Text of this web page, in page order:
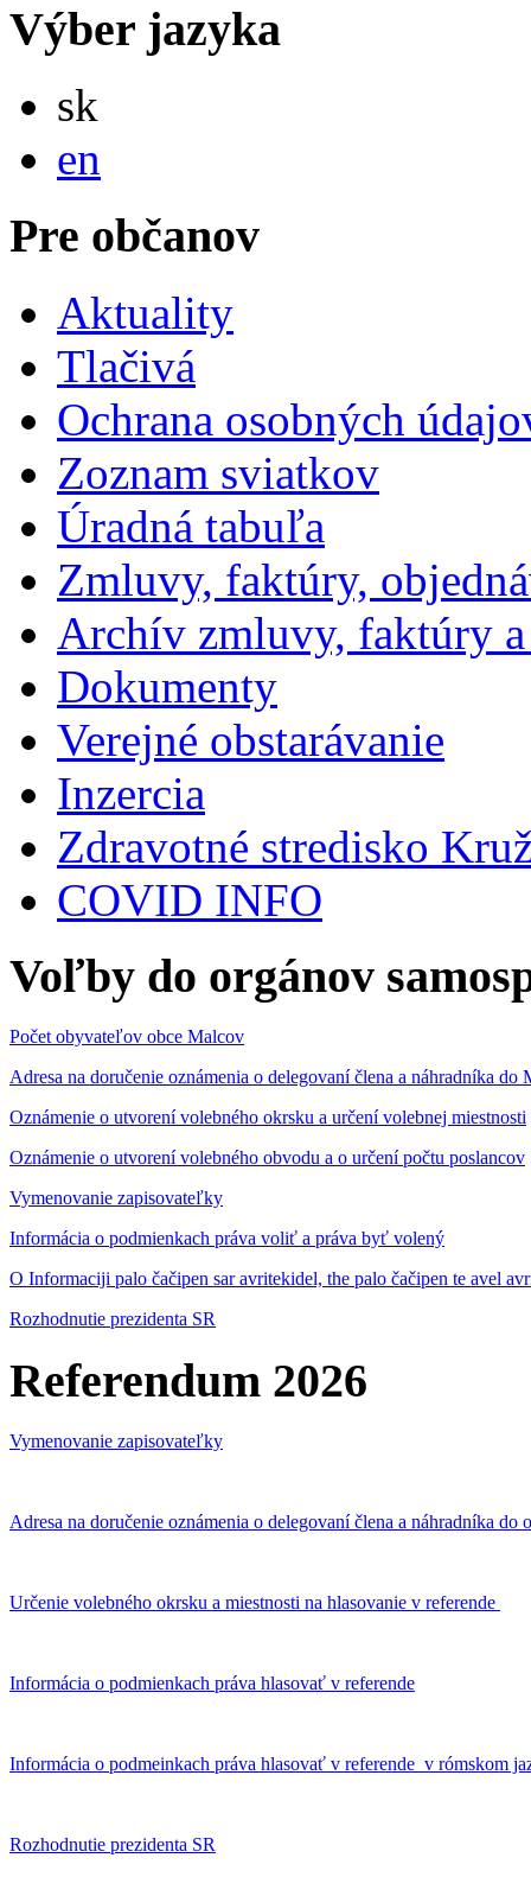
Výber jazyka
sk
en
Pre občanov
Aktuality
Tlačivá
Ochrana osobných
Zoznam sviatkov
Úradná tabuľa
Zmluvy, faktúry,
Archív zmluvy, faktúry
Dokumenty
Verejné obstarávanie
Inzercia
Zdravotné stredisko
COVID INFO
Voľby do orgánov
Počet obyvateľov obce Malcov
Adresa na doručenie oznámenia o delegovaní člena a náhradníka
Oznámenie o utvorení volebného okrsku a určení volebnej miestnosti
Oznámenie o utvorení volebného obvodu a o určení počtu poslancov
Vymenovanie zapisovateľky
Informácia o podmienkach práva voliť a práva byť volený
O Informaciji palo čačipen sar avritekidel, the palo čačipen te avel
Rozhodnutie prezidenta SR
Referendum 2026
Vymenovanie zapisovateľky
Adresa na doručenie oznámenia o delegovaní člena a náhradníka
Určenie volebného okrsku a miestnosti na hlasovanie v referende
Informácia o podmienkach práva hlasovať v referende
Informácia o podmeinkach práva hlasovať v referende v rómskom
Rozhodnutie prezidenta SR